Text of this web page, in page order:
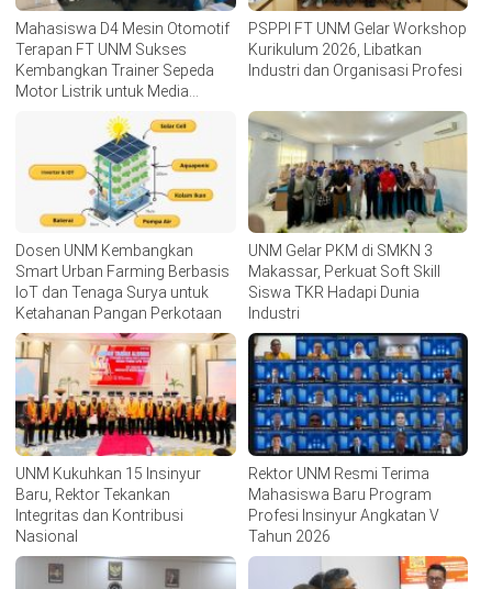
Mahasiswa D4 Mesin Otomotif
Terapan FT UNM Sukses
Kembangkan Trainer Sepeda
Motor Listrik untuk Media
PSPPI FT UNM Gelar Workshop
Kurikulum 2026, Libatkan
Industri dan Organisasi Profesi
Dosen UNM Kembangkan
Smart Urban Farming Berbasis
IoT dan Tenaga Surya untuk
Ketahanan Pangan Perkotaan
UNM Gelar PKM di SMKN 3
Makassar, Perkuat Soft Skill
Siswa TKR Hadapi Dunia
Industri
UNM Kukuhkan 15 Insinyur
Baru, Rektor Tekankan
Integritas dan Kontribusi
Nasional
Rektor UNM Resmi Terima
Mahasiswa Baru Program
Profesi Insinyur Angkatan V
Tahun 2026